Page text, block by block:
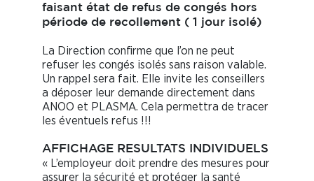
faisant état de refus de congés hors
période de recollement ( 1 jour isolé)
La Direction confirme que l’on ne peut
refuser les congés isolés sans raison valable.
Un rappel sera fait. Elle invite les conseillers
a déposer leur demande directement dans
ANOO et PLASMA. Cela permettra de tracer
les éventuels refus !!!
AFFICHAGE RESULTATS INDIVIDUELS
« L’employeur doit prendre des mesures pour
assurer la sécurité et protéger la santé